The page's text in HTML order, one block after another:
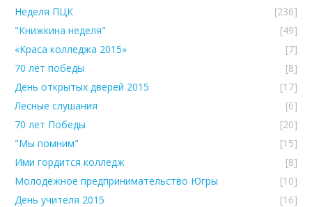
Неделя ПЦК
[236]
"Книжкина неделя"
[49]
«Краса колледжа 2015»
[7]
70 лет победы
[8]
День открытых дверей 2015
[17]
Лесные слушания
[6]
70 лет Победы
[20]
"Мы помним"
[15]
Ими гордится колледж
[8]
Молодежное предпринимательство Югры
[10]
День учителя 2015
[16]